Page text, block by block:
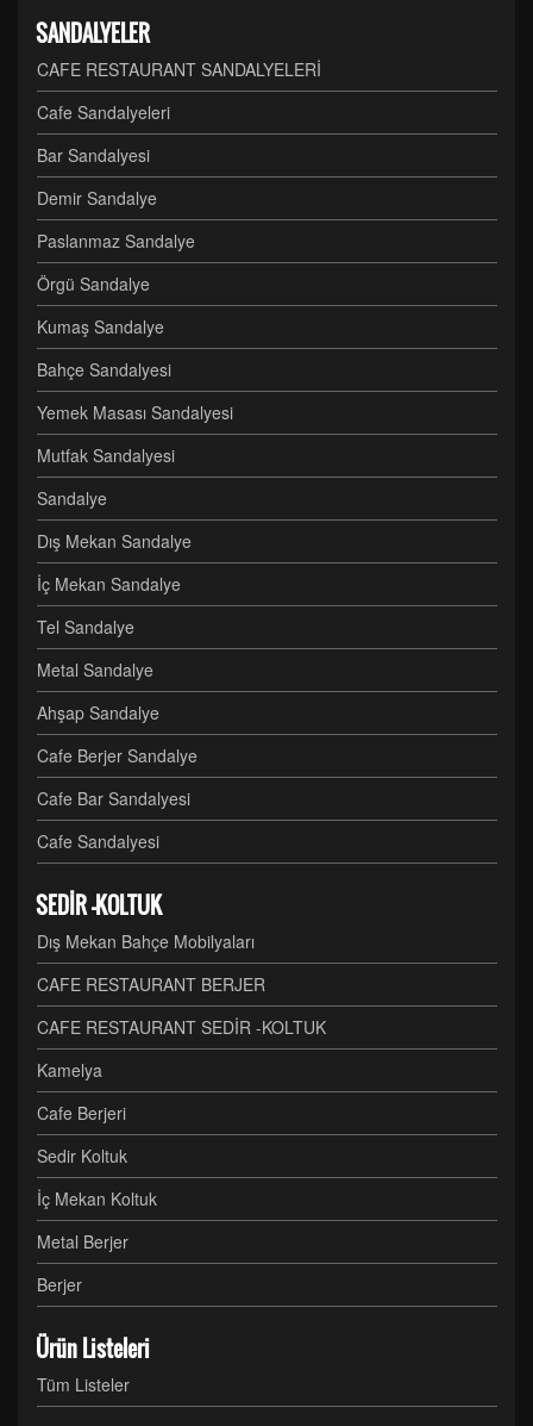
SANDALYELER
CAFE RESTAURANT SANDALYELERİ
Cafe Sandalyeleri
Bar Sandalyesi
Demir Sandalye
Paslanmaz Sandalye
Örgü Sandalye
Kumaş Sandalye
Bahçe Sandalyesi
Yemek Masası Sandalyesi
Mutfak Sandalyesi
Sandalye
Dış Mekan Sandalye
İç Mekan Sandalye
Tel Sandalye
Metal Sandalye
Ahşap Sandalye
Cafe Berjer Sandalye
Cafe Bar Sandalyesi
Cafe Sandalyesi
SEDİR -KOLTUK
Dış Mekan Bahçe Mobilyaları
CAFE RESTAURANT BERJER
CAFE RESTAURANT SEDİR -KOLTUK
Kamelya
Cafe Berjeri
Sedir Koltuk
İç Mekan Koltuk
Metal Berjer
Berjer
Ürün Listeleri
Tüm Listeler